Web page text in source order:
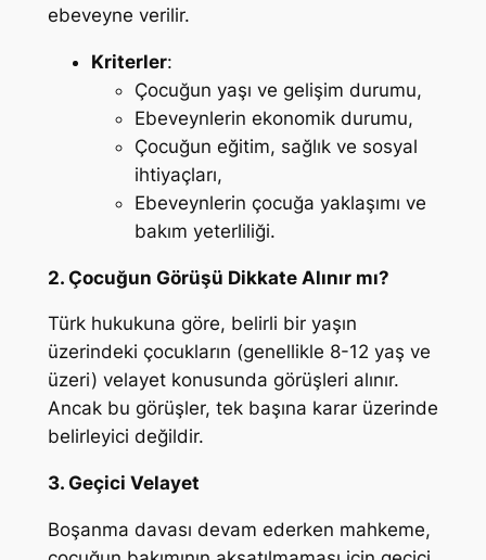
ebeveyne verilir.
Kriterler:
Çocuğun yaşı ve gelişim durumu,
Ebeveynlerin ekonomik durumu,
Çocuğun eğitim, sağlık ve sosyal
ihtiyaçları,
Ebeveynlerin çocuğa yaklaşımı ve
bakım yeterliliği.
2. Çocuğun Görüşü Dikkate Alınır mı?
Türk hukukuna göre, belirli bir yaşın
üzerindeki çocukların (genellikle 8-12 yaş ve
üzeri) velayet konusunda görüşleri alınır.
Ancak bu görüşler, tek başına karar üzerinde
belirleyici değildir.
3. Geçici Velayet
Boşanma davası devam ederken mahkeme,